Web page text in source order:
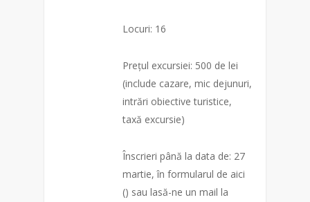
Locuri: 16
Prețul excursiei: 500 de lei
(include cazare, mic dejunuri,
intrări obiective turistice,
taxă excursie)
Înscrieri până la data de: 27
martie, în formularul de aici
() sau lasă-ne un mail la